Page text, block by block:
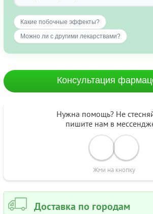
Какие побочные эффекты?
Можно ли с другими лекарствами?
Консультация
Нужна помощь? Не
пишите нам в
Жми на кнопку
Доставка по городам